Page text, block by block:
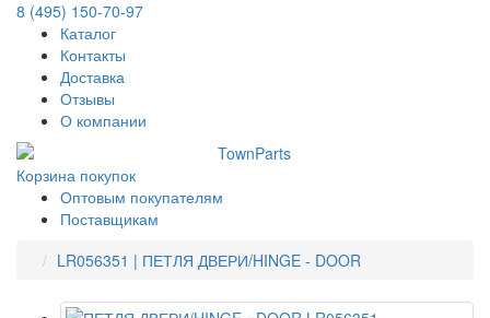
8 (495) 150-70-97
Каталог
Контакты
Доставка
Отзывы
О компании
Корзина покупок
Оптовым покупателям
Поставщикам
LR056351 | ПЕТЛЯ ДВЕРИ/HINGE - DOOR